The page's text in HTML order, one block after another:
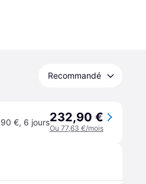
Recommandé
€, 6 jours232,90 €
Ou 77,63 €/mois